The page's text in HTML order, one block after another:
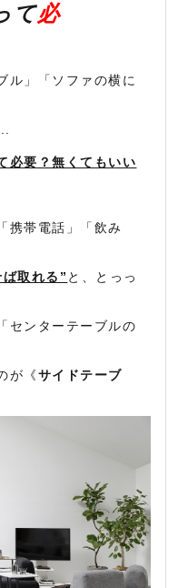
て必
ル」「ソファの横に
必要？無くてもいい
携帯電話」「飲み
取れる” と、とっっ
センターテーブルの
が《サイドテーブ